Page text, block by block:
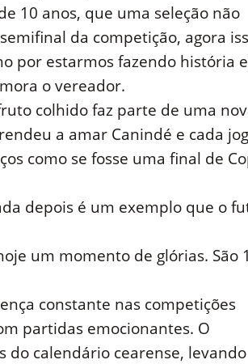
de 10 anos, que uma seleção não
da competição, agora
por estarmos fazendo história
o vereador.
colhido faz parte de uma
a amar Canindé e cada
como se fosse uma final de
depois é um exemplo que o
um momento de glórias. São
constante nas competições
partidas emocionantes. O
calendário cearense,